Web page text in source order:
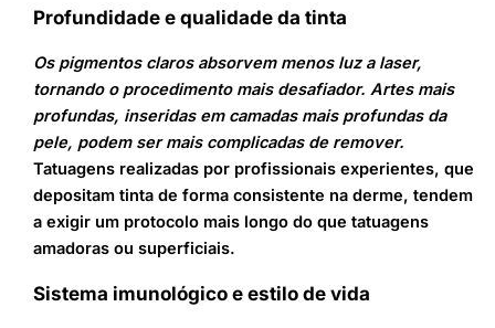
Profundidade e qualidade da tinta
Os pigmentos claros absorvem menos luz a laser,
tornando o procedimento mais desafiador. Artes mais
profundas, inseridas em camadas mais profundas da
pele, podem ser mais complicadas de remover.
Tatuagens realizadas por profissionais experientes, que
depositam tinta de forma consistente na derme, tendem
a exigir um protocolo mais longo do que tatuagens
amadoras ou superficiais.
Sistema imunológico e estilo de vida